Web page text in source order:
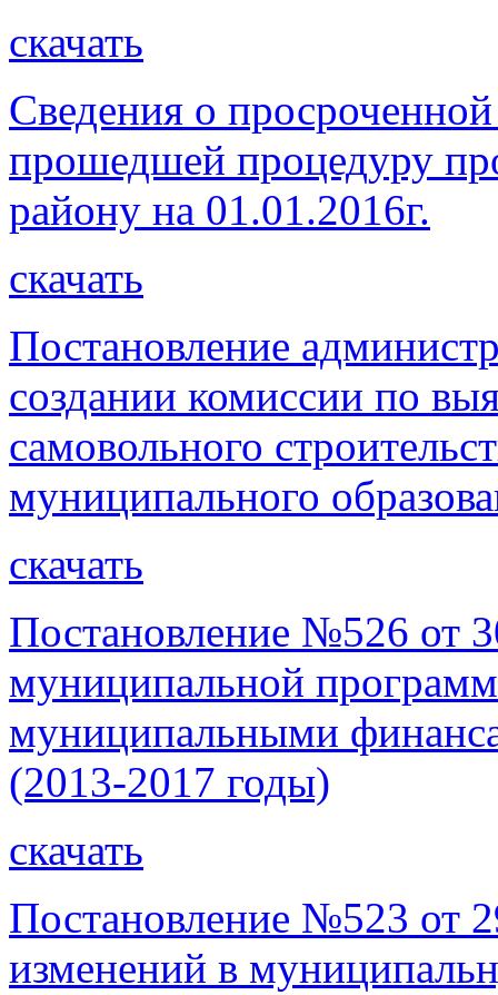
скачать
Сведения о
прошедшей процедуру
району на 01.01.2016г.
скачать
Постановление
создании комиссии по
самовольного
муниципального
скачать
Постановление №526 от
муниципальной
муниципальными
(2013-2017 годы)
скачать
Постановление №523 от
изменений в